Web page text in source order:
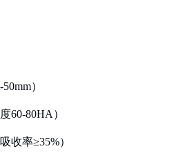
）
60-80HA）
收率≥35%）